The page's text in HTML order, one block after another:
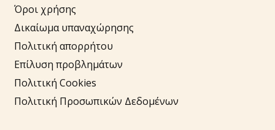
Όροι χρήσης
Δικαίωμα υπαναχώρησης
Πολιτική απορρήτου
Επίλυση προβλημάτων
Πολιτική Cookies
Πολιτική Προσωπικών Δεδομένων